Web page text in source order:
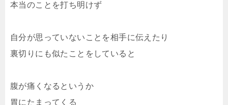
本当のことを打ち明けず
自分が思っていないことを相手に伝えたり
裏切りにも似たことをしていると
腹が痛くなるというか
胃にたまってくる